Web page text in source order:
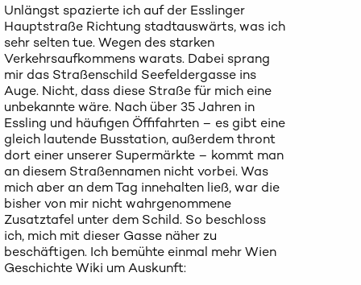
Unlängst spazierte ich auf der Esslinger
Hauptstraße Richtung stadtauswärts, was ich
sehr selten tue. Wegen des starken
Verkehrsaufkommens warats. Dabei sprang
mir das Straßenschild Seefeldergasse ins
Auge. Nicht, dass diese Straße für mich eine
unbekannte wäre. Nach über 35 Jahren in
Essling und häufigen Öffifahrten – es gibt eine
gleich lautende Busstation, außerdem thront
dort einer unserer Supermärkte – kommt man
an diesem Straßennamen nicht vorbei. Was
mich aber an dem Tag innehalten ließ, war die
bisher von mir nicht wahrgenommene
Zusatztafel unter dem Schild. So beschloss
ich, mich mit dieser Gasse näher zu
beschäftigen. Ich bemühte einmal mehr Wien
Geschichte Wiki um Auskunft: